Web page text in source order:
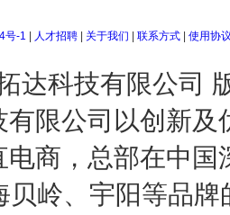
号-1 人才招聘 关于我们 联系方式
使用协
达科技有限公司
限公司以创新
电商，总部在中
贝岭、宇阳等品